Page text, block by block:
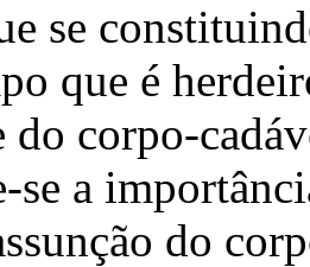
se
que é
do corpo-
se a
do